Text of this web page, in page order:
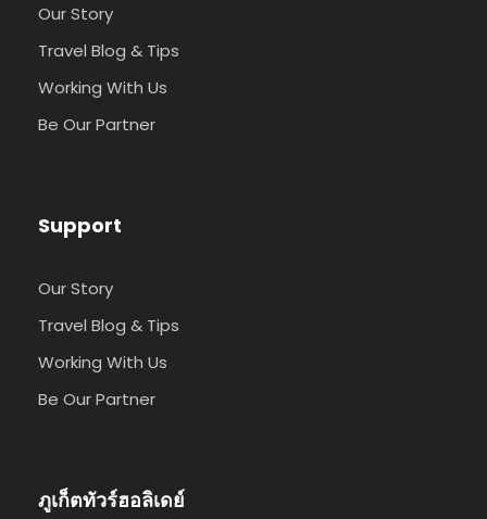
Our Story
Travel Blog & Tips
Working With Us
Be Our Partner
Support
Our Story
Travel Blog & Tips
Working With Us
Be Our Partner
ภูเก็ตทัวร์ฮอลิเดย์